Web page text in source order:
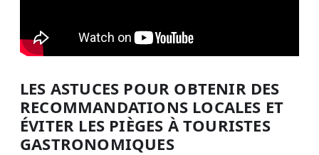
LES ASTUCES POUR OBTENIR DES
RECOMMANDATIONS LOCALES ET
ÉVITER LES PIÈGES À TOURISTES
GASTRONOMIQUES